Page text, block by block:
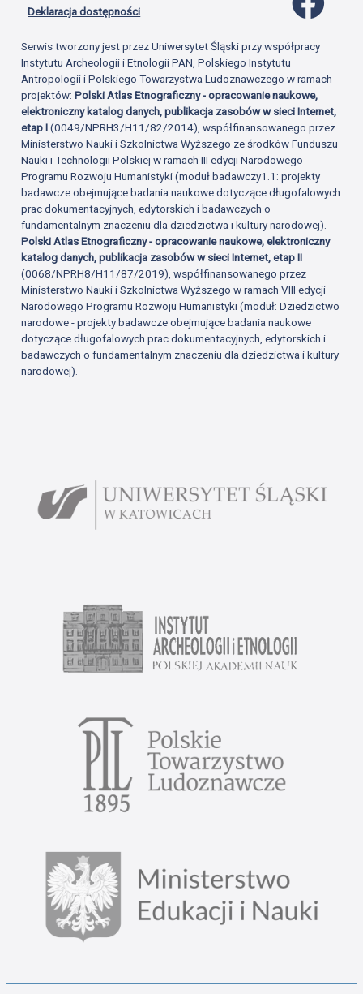
Deklaracja dostępności
Serwis tworzony jest przez Uniwersytet Śląski przy współpracy
Instytutu Archeologii i Etnologii PAN, Polskiego Instytutu
Antropologii i Polskiego Towarzystwa Ludoznawczego w ramach
projektów:Polski Atlas Etnograficzny - opracowanie naukowe,
elektroniczny katalog danych, publikacja zasobów w sieci Internet,
etap I(0049/NPRH3/H11/82/2014), współfinansowanego przez
Ministerstwo Nauki i Szkolnictwa Wyższego ze środków Funduszu
Nauki i Technologii Polskiej w ramach III edycji Narodowego
Programu Rozwoju Humanistyki (moduł badawczy1.1: projekty
badawcze obejmujące badania naukowe dotyczące długofalowych
prac dokumentacyjnych, edytorskich i badawczych o
fundamentalnym znaczeniu dla dziedzictwa i kultury narodowej).
Polski Atlas Etnograficzny - opracowanie naukowe, elektroniczny
katalog danych, publikacja zasobów w sieci Internet, etap II
(0068/NPRH8/H11/87/2019), współfinansowanego przez
Ministerstwo Nauki i Szkolnictwa Wyższego w ramach VIII edycji
Narodowego Programu Rozwoju Humanistyki (moduł: Dziedzictwo
narodowe - projekty badawcze obejmujące badania naukowe
dotyczące długofalowych prac dokumentacyjnych, edytorskich i
badawczych o fundamentalnym znaczeniu dla dziedzictwa i kultury
narodowej).